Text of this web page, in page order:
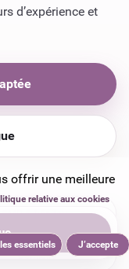
d’expérience et
SMR & hôpitaux
Domicile
offrir une meilleure
relative aux cookies
essentiels J’accepte